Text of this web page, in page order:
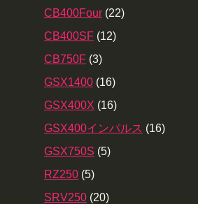
CB400Four (22)
CB400SF (12)
CB750F (3)
GSX1400 (16)
GSX400X (16)
GSX400インパルス (16)
GSX750S (5)
RZ250 (5)
SRV250 (20)